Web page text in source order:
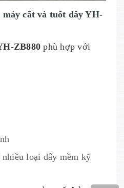
cắt và tuốt dây YH-
ZB880 phù hợp với
loại dây mềm kỹ